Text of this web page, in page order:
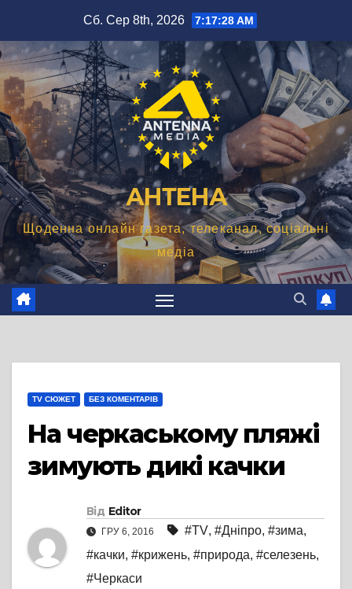
вмісту
Сб. Сер 8th, 2026 7:17:29 AM
АНТЕНА
Щоденна онлайн газета, телеканал, соціальні
медіа
TV СЮЖЕТ БЕЗ КОМЕНТАРІВ
На черкаському пляжі
зимують дикі качки
Від Editor
ГРУ 6, 2016 #TV, #Дніпро, #зима,
#качки, #крижень, #природа, #селезень,
#Черкаси